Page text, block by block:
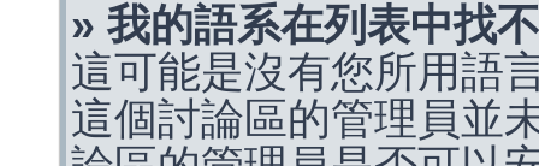
» 我的語系在列表中找
這可能是沒有您所用語
這個討論區的管理員並